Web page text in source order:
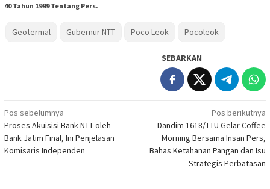
40 Tahun 1999 Tentang Pers.
Geotermal Gubernur NTT Poco Leok Pocoleok
SEBARKAN
Navigasi
pos
Pos sebelumnya
Proses Akuisisi Bank NTT oleh
Bank Jatim Final, Ini Penjelasan
Komisaris Independen
Pos berikutnya
Dandim 1618/TTU Gelar Coffee
Morning Bersama Insan Pers,
Bahas Ketahanan Pangan dan Isu
Strategis Perbatasan